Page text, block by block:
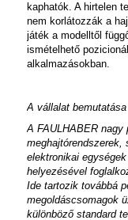
kaphatók. A hirtelen
nem korlátozzák a
játék a modelltől
ismételhető
alkalmazásokban.
A vállalat
A FAULHABER
meghajtórendszerek,
elektronikai
helyezésével
Ide tartozik továbbá
megoldáscsomagok
különböző standard